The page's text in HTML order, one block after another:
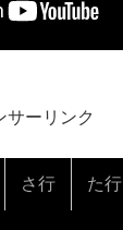
サーリンク
さ行 た行